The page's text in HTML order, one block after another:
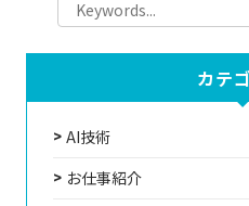
カテ
AI技術
お仕事紹介